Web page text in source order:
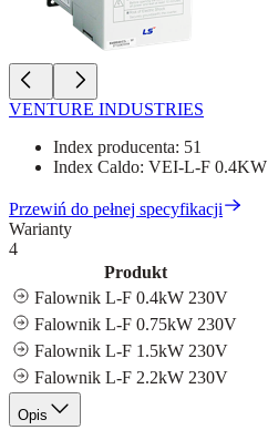
VENTURE INDUSTRIES
Index producenta: 51
Index Caldo: VEI-L-F 0.4KW
Przewiń do pełnej specyfikacji
Warianty
4
Produkt
Falownik L-F 0.4kW 230V
Falownik L-F 0.75kW 230V
Falownik L-F 1.5kW 230V
Falownik L-F 2.2kW 230V
Opis